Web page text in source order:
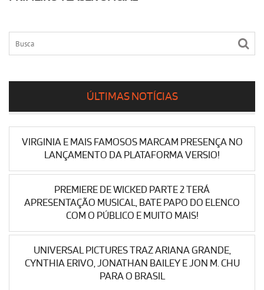
ÚLTIMAS NOTÍCIAS
VIRGINIA E MAIS FAMOSOS MARCAM PRESENÇA NO
LANÇAMENTO DA PLATAFORMA VERSIO!
PREMIERE DE WICKED PARTE 2 TERÁ
APRESENTAÇÃO MUSICAL, BATE PAPO DO ELENCO
COM O PÚBLICO E MUITO MAIS!
UNIVERSAL PICTURES TRAZ ARIANA GRANDE,
CYNTHIA ERIVO, JONATHAN BAILEY E JON M. CHU
PARA O BRASIL